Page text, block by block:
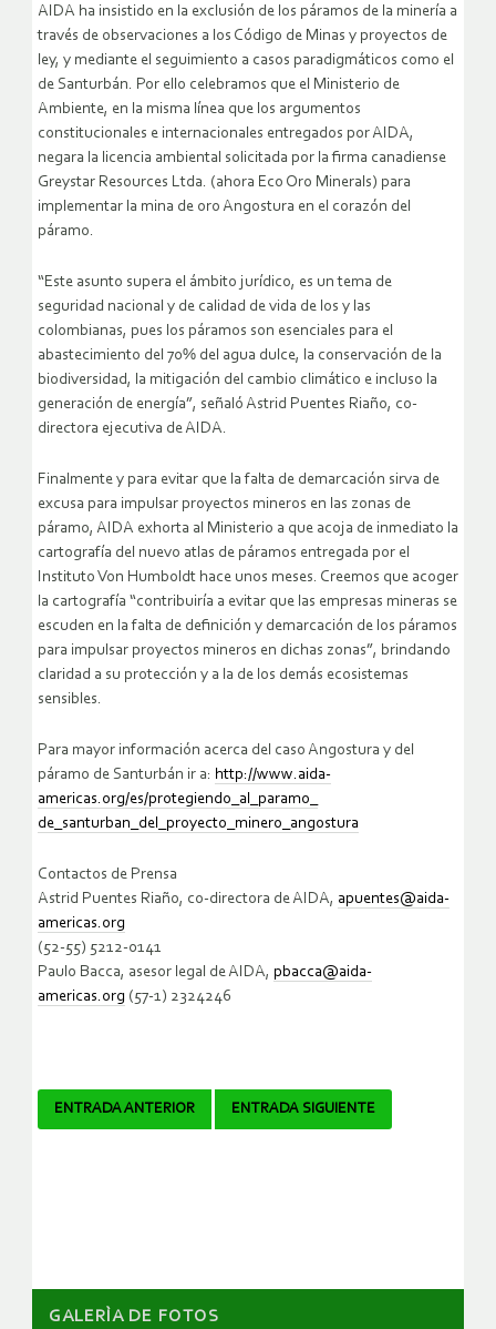
AIDA ha insistido en la exclusión de los páramos de la minería a
través de observaciones a los Código de Minas y proyectos de
ley, y mediante el seguimiento a casos paradigmáticos como el
de Santurbán. Por ello celebramos que el Ministerio de
Ambiente, en la misma línea que los argumentos
constitucionales e internacionales entregados por AIDA,
negara la licencia ambiental solicitada por la firma canadiense
Greystar Resources Ltda. (ahora Eco Oro Minerals) para
implementar la mina de oro Angostura en el corazón del
páramo.
“Este asunto supera el ámbito jurídico, es un tema de
seguridad nacional y de calidad de vida de los y las
colombianas, pues los páramos son esenciales para el
abastecimiento del 70% del agua dulce, la conservación de la
biodiversidad, la mitigación del cambio climático e incluso la
generación de energía”, señaló Astrid Puentes Riaño, co-
directora ejecutiva de AIDA.
Finalmente y para evitar que la falta de demarcación sirva de
excusa para impulsar proyectos mineros en las zonas de
páramo, AIDA exhorta al Ministerio a que acoja de inmediato la
cartografía del nuevo atlas de páramos entregada por el
Instituto Von Humboldt hace unos meses. Creemos que acoger
la cartografía “contribuiría a evitar que las empresas mineras se
escuden en la falta de definición y demarcación de los páramos
para impulsar proyectos mineros en dichas zonas”, brindando
claridad a su protección y a la de los demás ecosistemas
sensibles.
Para mayor información acerca del caso Angostura y del
páramo de Santurbán ir a: http://www.aida-
americas.org/es/protegiendo_al_paramo_
de_santurban_del_proyecto_minero_angostura
Contactos de Prensa
Astrid Puentes Riaño, co-directora de AIDA, apuentes@aida-
americas.org
(52-55) 5212-0141
Paulo Bacca, asesor legal de AIDA, pbacca@aida-
americas.org (57-1) 2324246
Navegador
ENTRADA ANTERIOR ENTRADA SIGUIENTE
GALERÌA DE FOTOS